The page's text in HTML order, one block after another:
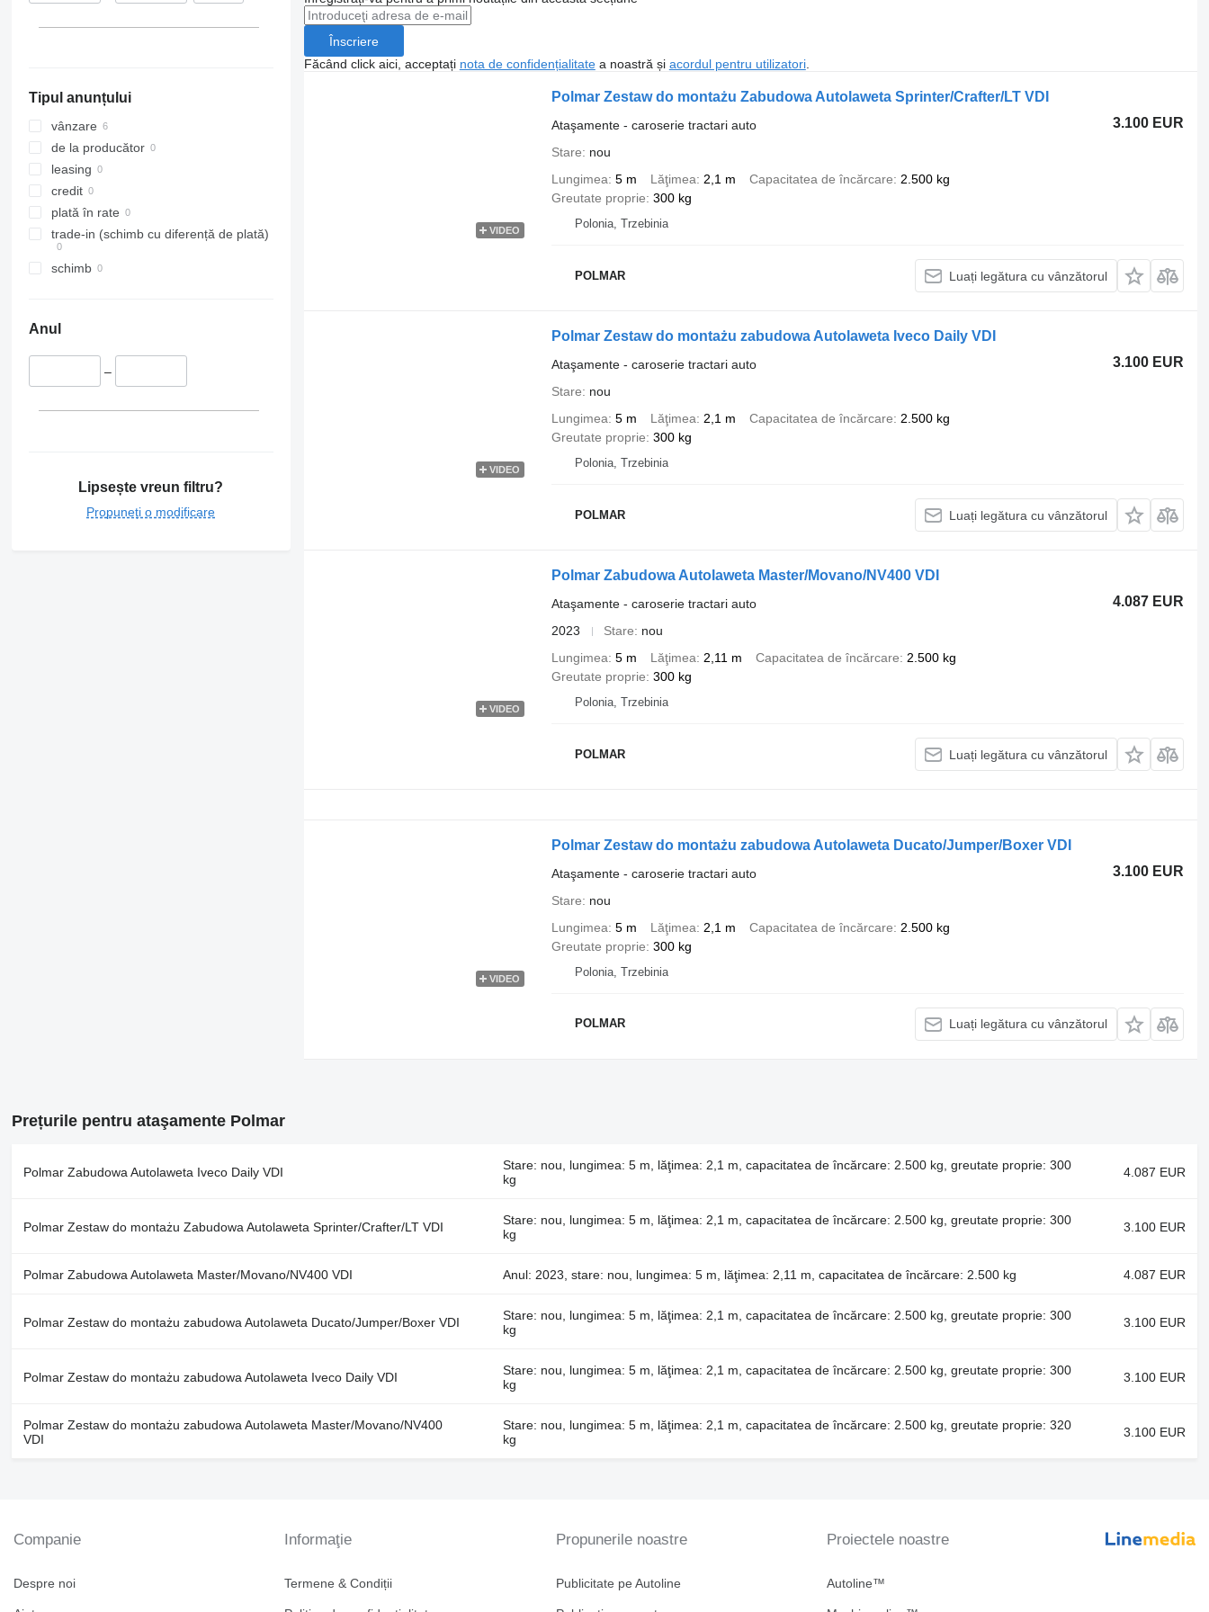
Tipul anunțului
vânzare
de la producător
leasing
credit
plată în rate
trade-in (schimb cu diferență de plată)
schimb
Anul
–
Lipsește vreun filtru?
Propuneți o modificare
Înscriere
Făcând click aici, acceptați nota de confidențialitatea noastră și acordul pentru utilizatori.
VIDEO
Polmar Zestaw do montażu Zabudowa Autolaweta Sprinter/Crafter/LT VDI
3.100 EUR
Ataşamente - caroserie tractari auto
Stare
nou
Lungimea 5 m Lăţimea 2,1 m Capacitatea de încărcare
2.500 kg
Greutate proprie 300 kg
Polonia, Trzebinia
POLMAR Luați legătura cu vânzătorul
VIDEO
Polmar Zestaw do montażu zabudowa Autolaweta Iveco Daily VDI
3.100 EUR
Ataşamente - caroserie tractari auto
Stare
nou
Lungimea 5 m Lăţimea 2,1 m Capacitatea de încărcare
2.500 kg
Greutate proprie 300 kg
Polonia, Trzebinia
POLMAR Luați legătura cu vânzătorul
VIDEO
Polmar Zabudowa Autolaweta Master/Movano/NV400 VDI
4.087 EUR
Ataşamente - caroserie tractari auto
2023
Stare
nou
Lungimea 5 m Lăţimea 2,11 m Capacitatea de încărcare
2.500 kg
Greutate proprie 300 kg
Polonia, Trzebinia
POLMAR Luați legătura cu vânzătorul
VIDEO
Polmar Zestaw do montażu zabudowa Autolaweta Ducato/Jumper/Boxer VDI
3.100 EUR
Ataşamente - caroserie tractari auto
Stare
nou
Lungimea 5 m Lăţimea 2,1 m Capacitatea de încărcare
2.500 kg
Greutate proprie 300 kg
Polonia, Trzebinia
POLMAR Luați legătura cu vânzătorul
Prețurile pentru ataşamente Polmar
Polmar Zabudowa Autolaweta Iveco Daily VDI
Stare: nou, lungimea: 5 m, lăţimea: 2,1 m, capacitatea de încărcare: 2.500 kg, greutate proprie: 300
kg
4.087 EUR
Polmar Zestaw do montażu Zabudowa Autolaweta Sprinter/Crafter/LT VDI
Stare: nou, lungimea: 5 m, lăţimea: 2,1 m, capacitatea de încărcare: 2.500 kg, greutate proprie: 300
kg
3.100 EUR
Polmar Zabudowa Autolaweta Master/Movano/NV400 VDI Anul: 2023, stare: nou, lungimea: 5 m, lăţimea: 2,11 m, capacitatea de încărcare: 2.500 kg 4.087 EUR
Polmar Zestaw do montażu zabudowa Autolaweta Ducato/Jumper/Boxer VDI
Stare: nou, lungimea: 5 m, lăţimea: 2,1 m, capacitatea de încărcare: 2.500 kg, greutate proprie: 300
kg
3.100 EUR
Polmar Zestaw do montażu zabudowa Autolaweta Iveco Daily VDI
Stare: nou, lungimea: 5 m, lăţimea: 2,1 m, capacitatea de încărcare: 2.500 kg, greutate proprie: 300
kg
3.100 EUR
Polmar Zestaw do montażu zabudowa Autolaweta Master/Movano/NV400
VDI
Stare: nou, lungimea: 5 m, lăţimea: 2,1 m, capacitatea de încărcare: 2.500 kg, greutate proprie: 320
kg
3.100 EUR
Companie
Despre noi
Informaţie
Termene & Condiții
Propunerile noastre
Publicitate pe Autoline
Proiectele noastre
Autoline™